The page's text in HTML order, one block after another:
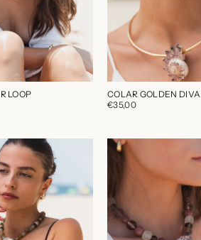
LOOP
COLAR GOLDEN DIVA
€35,00